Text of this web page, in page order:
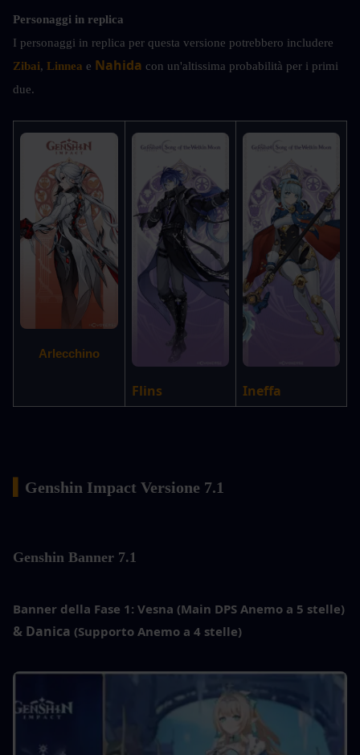
Personaggi in replica
I personaggi in replica per questa versione potrebbero includere
Zibai, Linnea e Nahida con un'altissima probabilità per i primi
due.
Arlecchino
Flins Ineffa
Genshin Impact Versione 7.1
Genshin Banner 7.1
Banner della Fase 1: Vesna (Main DPS Anemo a 5 stelle)
& Danica (Supporto Anemo a 4 stelle)